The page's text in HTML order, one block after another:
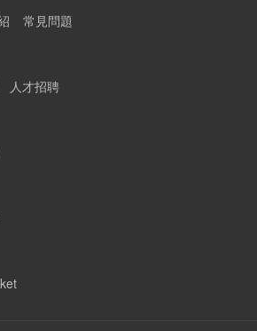
常見問題
人才招聘